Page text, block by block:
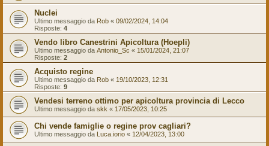
Nuclei
Ultimo messaggio da Rob « 09/02/2024, 14:04
Risposte: 4
Vendo libro Canestrini Apicoltura (Hoepli)
Ultimo messaggio da Antonio_Sc « 15/01/2024, 21:07
Risposte: 2
Acquisto regine
Ultimo messaggio da Rob « 19/10/2023, 12:31
Risposte: 9
Vendesi terreno ottimo per apicoltura provincia di Lecco
Ultimo messaggio da skk « 17/05/2023, 10:25
Chi vende famiglie o regine prov cagliari?
Ultimo messaggio da Luca.iorio « 12/04/2023, 13:00